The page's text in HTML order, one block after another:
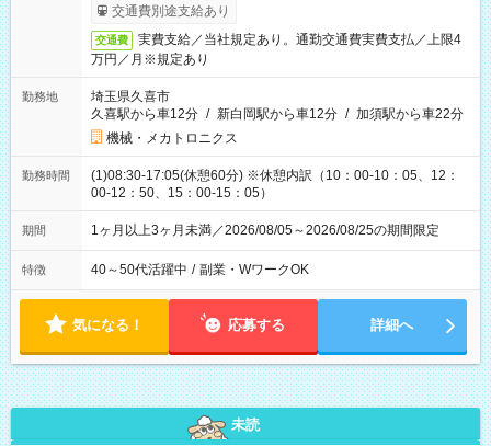
交通費別途支給あり
交通費
実費支給／当社規定あり。通勤交通費実費支払／上限4
万円／月※規定あり
勤務地
埼玉県久喜市
久喜駅から車12分 / 新白岡駅から車12分 / 加須駅から車22分
機械・メカトロニクス
勤務時間
(1)08:30-17:05(休憩60分) ※休憩内訳（10：00-10：05、12：
00-12：50、15：00-15：05）
期間 1ヶ月以上3ヶ月未満／2026/08/05～2026/08/25の期間限定
特徴 40～50代活躍中 / 副業・WワークOK
気になる！ 応募する 詳細へ
未読